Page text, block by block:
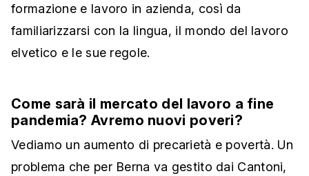
formazione e lavoro in azienda, così da
familiarizzarsi con la lingua, il mondo del lavoro
elvetico e le sue regole.
Come sarà il mercato del lavoro a fine
pandemia? Avremo nuovi poveri?
Vediamo un aumento di precarietà e povertà. Un
problema che per Berna va gestito dai Cantoni,